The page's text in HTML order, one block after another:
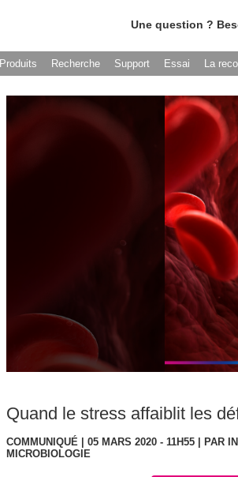
Une question ?
Produits Recherche Support Essai La
Quand le stress affaiblit les
COMMUNIQUÉ | 05 MARS 2020 - 11H55 | PAR
MICROBIOLOGIE